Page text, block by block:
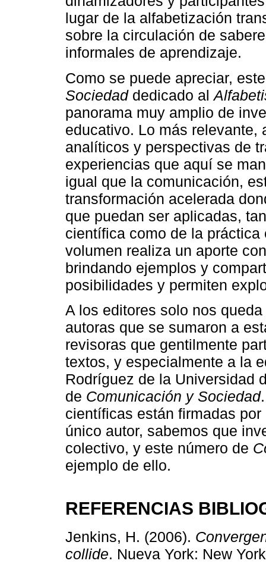
lugar de la alfabetización
sobre la circulación de
informales de aprendizaje.
Como se puede apreciar,
Sociedaddedicado al
panorama muy amplio de
educativo. Lo más relevante,
analíticos y perspectivas de
experiencias que aquí se
igual que la comunicación,
transformación acelerada
que puedan ser aplicadas,
científica como de la
volumen realiza un aporte
brindando ejemplos y
posibilidades y permiten
A los editores solo nos
autoras que se sumaron a
revisoras que gentilmente
textos, y especialmente a la
Rodríguez de la Universidad
de Comunicación y Sociedad
científicas están firmadas
único autor, sabemos que
colectivo, y este número de
ejemplo de ello.
REFERENCIAS
Jenkins, H. (2006).
collide. Nueva York: New